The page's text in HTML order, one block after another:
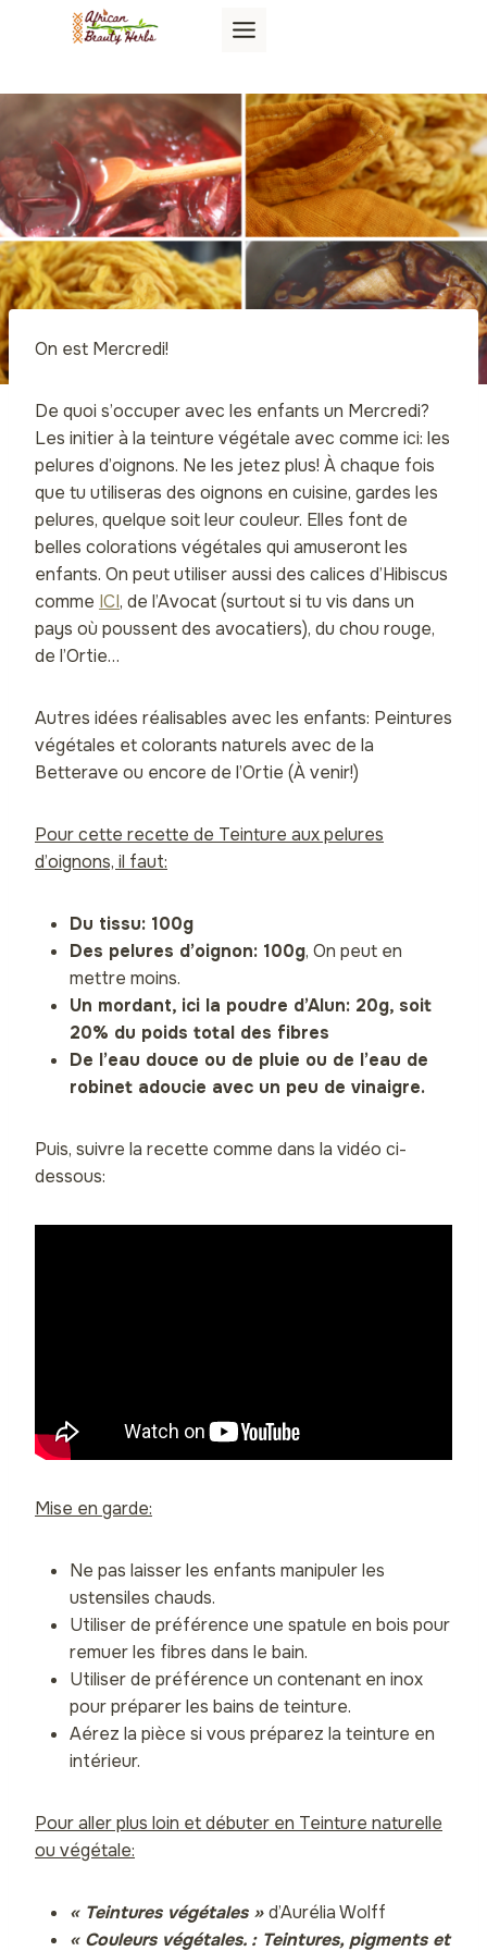
On est Mercredi!
De quoi s’occuper avec les enfants un Mercredi?
Les initier à la teinture végétale avec comme ici: les
pelures d’oignons. Ne les jetez plus! À chaque fois
que tu utiliseras des oignons en cuisine, gardes les
pelures, quelque soit leur couleur. Elles font de
belles colorations végétales qui amuseront les
enfants. On peut utiliser aussi des calices d’Hibiscus
comme ICI, de l’Avocat (surtout si tu vis dans un
pays où poussent des avocatiers), du chou rouge,
de l’Ortie…
Autres idées réalisables avec les enfants: Peintures
végétales et colorants naturels avec de la
Betterave ou encore de l’Ortie (À venir!)
Pour cette recette de Teinture aux pelures
d’oignons, il faut:
Du tissu: 100g
Des pelures d’oignon: 100g, On peut en
mettre moins.
Un mordant, ici la poudre d’Alun: 20g, soit
20% du poids total des fibres
De l’eau douce ou de pluie ou de l’eau de
robinet adoucie avec un peu de vinaigre.
Puis, suivre la recette comme dans la vidéo ci-
dessous:
Mise en garde:
Ne pas laisser les enfants manipuler les
ustensiles chauds.
Utiliser de préférence une spatule en bois pour
remuer les fibres dans le bain.
Utiliser de préférence un contenant en inox
pour préparer les bains de teinture.
Aérez la pièce si vous préparez la teinture en
intérieur.
Pour aller plus loin et débuter en Teinture naturelle
ou végétale:
« Teintures végétales » d’Aurélia Wolff
« Couleurs végétales. : Teintures, pigments et